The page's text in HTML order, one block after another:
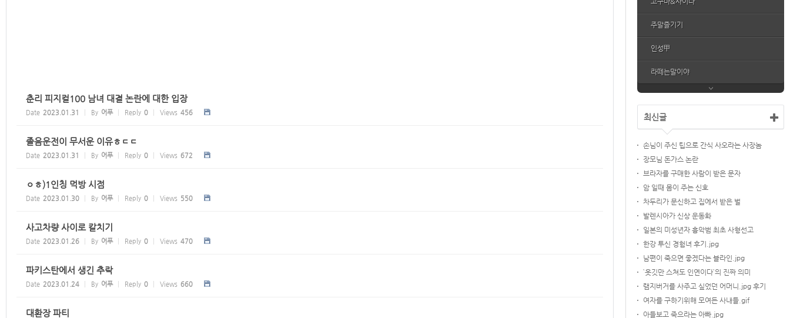
주말즐기기
인성甲
라떼는말이야
최신글
손님이 주신 팁으로 간식 사오라는 사장놈
장모님 돈가스 논란
브라자를 구매한 사람이 받은 문자
암 일때 몸이 주는 신호
차두리가 문신하고 집에서 받은 벌
발렌시아가 신상 운동화
일본의 미성년자 흉악범 최초 사형선고
한강 투신 경험녀 후기.jpg
남편이 죽으면 좋겠다는 블라인.jpg
`옷깃만 스쳐도 인연이다`의 진짜 의미
램지버거를 사주고 싶었던 어머니.jpg 후기
여자를 구하기위해 모여든 사내들.gif
아들보고 죽으라는 아빠.jpg
춘리 피지컬100 남녀 대결 논란에 대한 입장
Date 2023.01.31 By 어푸 Reply 0 Views 456
졸음운전이 무서운 이유ㅎㄷㄷ
Date 2023.01.31 By 어푸 Reply 0 Views 672
ㅇㅎ)1인칭 먹방 시점
Date 2023.01.30 By 어푸 Reply 0 Views 550
사고차량 사이로 칼치기
Date 2023.01.26 By 어푸 Reply 0 Views 470
파키스탄에서 생긴 추락
Date 2023.01.24 By 어푸 Reply 0 Views 660
대환장 파티